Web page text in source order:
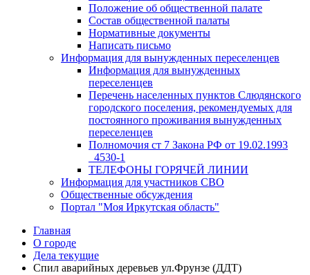
Положение об общественной палате
Состав общественной палаты
Нормативные документы
Написать письмо
Информация для вынужденных переселенцев
Информация для вынужденных
переселенцев
Перечень населенных пунктов Слюдянского
городского поселения, рекомендуемых для
постоянного проживания вынужденных
переселенцев
Полномочия ст 7 Закона РФ от 19.02.1993
_4530-1
ТЕЛЕФОНЫ ГОРЯЧЕЙ ЛИНИИ
Информация для участников СВО
Общественные обсуждения
Портал "Моя Иркутская область"
Главная
О городе
Дела текущие
Спил аварийных деревьев ул.Фрунзе (ДДТ)